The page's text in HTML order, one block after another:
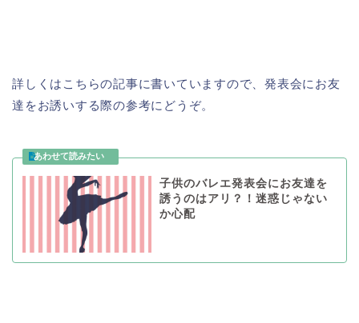
詳しくはこちらの記事に書いていますので、発表会にお友
達をお誘いする際の参考にどうぞ。
子供のバレエ発表会にお友達を
誘うのはアリ？！迷惑じゃない
か心配